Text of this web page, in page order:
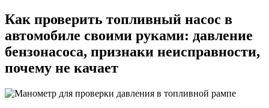
Как проверить топливный насос в
автомобиле своими руками: давление
бензонасоса, признаки неисправности,
почему не качает